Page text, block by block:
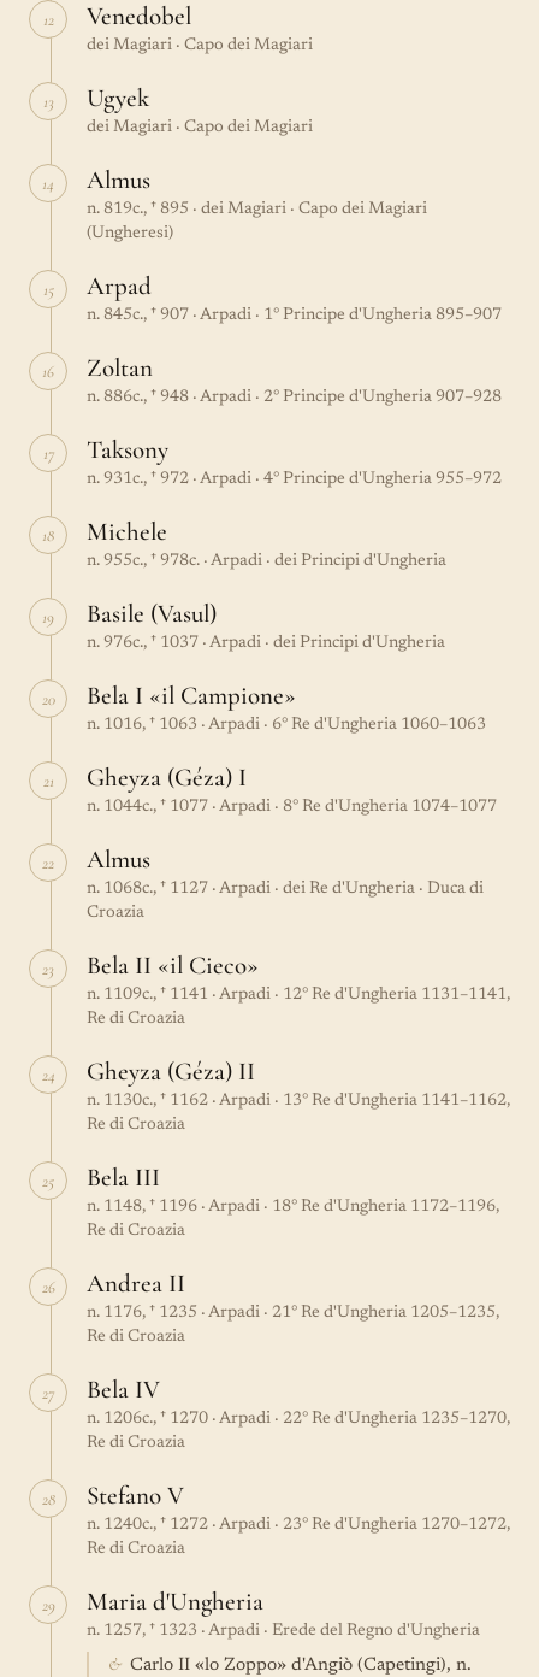
12 Venedobel
dei Magiari · Capo dei Magiari
13 Ugyek
dei Magiari · Capo dei Magiari
14 Almus
n. 819c., † 895 · dei Magiari · Capo dei Magiari
(Ungheresi)
15 Arpad
n. 845c., † 907 · Arpadi · 1° Principe d'Ungheria 895–907
16 Zoltan
n. 886c., † 948 · Arpadi · 2° Principe d'Ungheria 907–928
17 Taksony
n. 931c., † 972 · Arpadi · 4° Principe d'Ungheria 955–972
18 Michele
n. 955c., † 978c. · Arpadi · dei Principi d'Ungheria
19 Basile (Vasul)
n. 976c., † 1037 · Arpadi · dei Principi d'Ungheria
20 Bela I «il Campione»
n. 1016, † 1063 · Arpadi · 6° Re d'Ungheria 1060–1063
21 Gheyza (Géza) I
n. 1044c., † 1077 · Arpadi · 8° Re d'Ungheria 1074–1077
22 Almus
n. 1068c., † 1127 · Arpadi · dei Re d'Ungheria · Duca di
Croazia
23 Bela II «il Cieco»
n. 1109c., † 1141 · Arpadi · 12° Re d'Ungheria 1131–1141,
Re di Croazia
24 Gheyza (Géza) II
n. 1130c., † 1162 · Arpadi · 13° Re d'Ungheria 1141–1162,
Re di Croazia
25 Bela III
n. 1148, † 1196 · Arpadi · 18° Re d'Ungheria 1172–1196,
Re di Croazia
26 Andrea II
n. 1176, † 1235 · Arpadi · 21° Re d'Ungheria 1205–1235,
Re di Croazia
27 Bela IV
n. 1206c., † 1270 · Arpadi · 22° Re d'Ungheria 1235–1270,
Re di Croazia
28 Stefano V
n. 1240c., † 1272 · Arpadi · 23° Re d'Ungheria 1270–1272,
Re di Croazia
29 Maria d'Ungheria
n. 1257, † 1323 · Arpadi · Erede del Regno d'Ungheria
& Carlo II «lo Zoppo» d'Angiò (Capetingi), n.